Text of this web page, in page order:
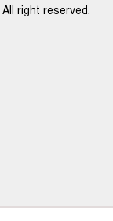
" . All right reserved.